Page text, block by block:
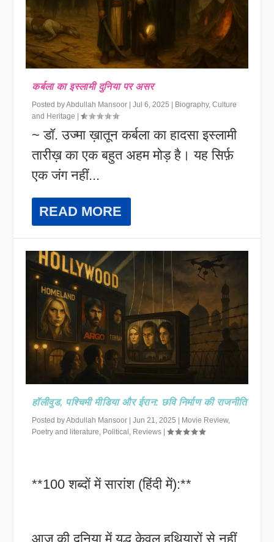
कर्बला का इस्लामी दुनिया पर असर
Posted byAbdullah Mansoor |Jul 6, 2025 Biography,Culture
and Heritage
|
~ डॉ. उज्मा ख़ातून कर्बला का हादसा इस्लामी
तारीख़ का एक बहुत अहम मोड़ है। यह सिर्फ़
एक जंग नहीं...
READ MORE
हॉलीवुड, पश्चिमी मीडिया और ईरान: छवि निर्माण की राजनीति
Posted byAbdullah Mansoor |Jun 21, 2025 Movie Review,
Poetry and literature, Political , Reviews |
**100 शब्दों में सारांश (हिंदी में):**
आज की दुनिया में युद्ध केवल हथियारों से नहीं,